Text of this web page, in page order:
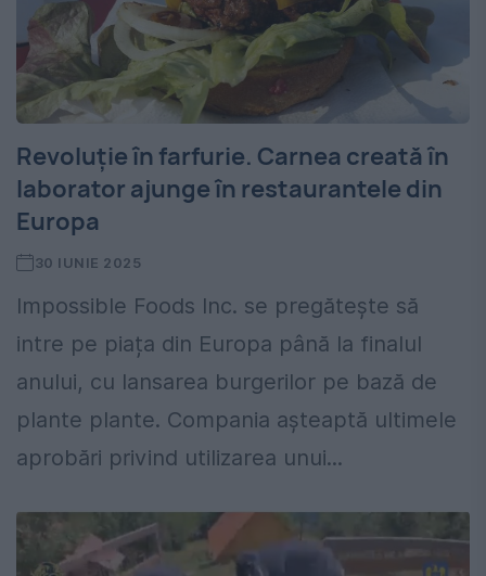
Revoluție în farfurie. Carnea creată în
laborator ajunge în restaurantele din
Europa
30 IUNIE 2025
Impossible Foods Inc. se pregătește să
intre pe piața din Europa până la finalul
anului, cu lansarea burgerilor pe bază de
plante plante. Compania așteaptă ultimele
aprobări privind utilizarea unui...